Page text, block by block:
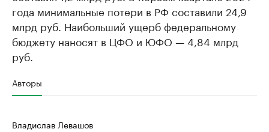
года минимальные потери в РФ составили 24,9
млрд руб. Наибольший ущерб федеральному
бюджету наносят в ЦФО и ЮФО — 4,84 млрд
руб.
Авторы
Владислав Левашов